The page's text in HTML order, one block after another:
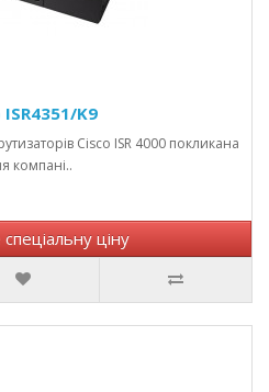
K9
Cisco ISR 4000 покликана
компані..
ціну